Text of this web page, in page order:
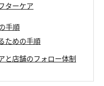
ターケア
手順
ための手順
と店舗のフォロー体制